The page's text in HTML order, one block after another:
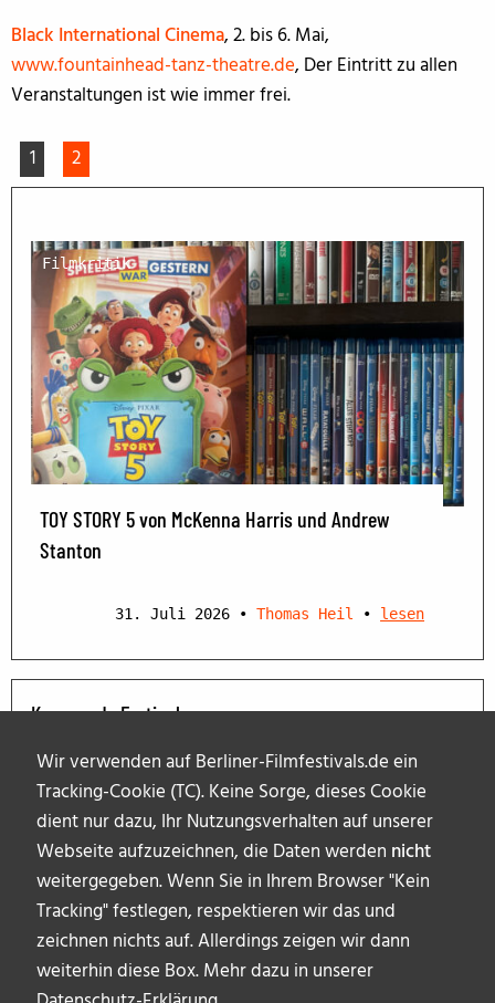
Wir verwenden auf Berliner-Filmfestivals.de ein
Tracking-Cookie (TC). Keine Sorge, dieses Cookie
dient nur dazu, Ihr Nutzungsverhalten auf unserer
Webseite aufzuzeichnen, die Daten werden nicht
weitergegeben. Wenn Sie in Ihrem Browser "Kein
Tracking" festlegen, respektieren wir das und
zeichnen nichts auf. Allerdings zeigen wir dann
weiterhin diese Box. Mehr dazu in unserer
Black International Cinema, 2. bis 6. Mai,
www.fountainhead-tanz-theatre.de, Der Eintritt zu allen
Veranstaltungen ist wie immer frei.
1 2
Filmkritik
TOY STORY 5 von McKenna Harris und Andrew
Stanton
31. Juli 2026 • Thomas Heil • lesen
Kommende Festivals